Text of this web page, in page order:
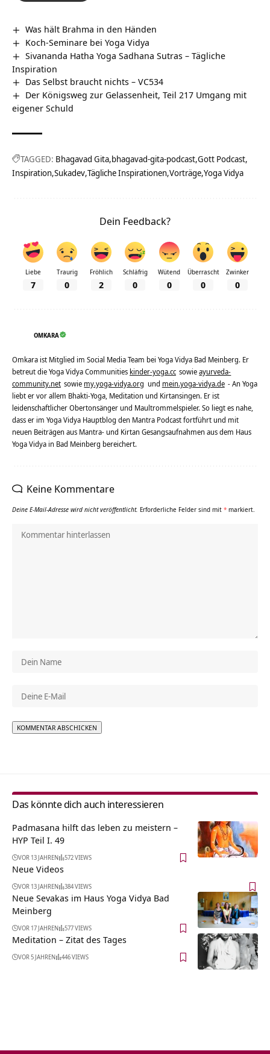
Was hält Brahma in den Händen
Koch-Seminare bei Yoga Vidya
Sivananda Hatha Yoga Sadhana Sutras – Tägliche
Inspiration
Das Selbst braucht nichts – VC534
Der Königsweg zur Gelassenheit, Teil 217 Umgang mit
eigener Schuld
TAGGED: Bhagavad Gita bhagavad-gita-podcast Gott Podcast
Inspiration Sukadev Tägliche Inspirationen Vorträge Yoga Vidya
Dein Feedback?
Liebe
7
Traurig
0
Fröhlich
2
Schläfrig
0
Wütend
0
Überrascht
0
Zwinker
0
OMKARA
Omkara ist Mitglied im Social Media Team bei Yoga Vidya Bad Meinberg. Er
betreut die Yoga Vidya Communities kinder-yoga.cc sowieayurveda-
community.net sowie my.yoga-vidya.org und mein.yoga-vidya.de - An Yoga
liebt er vor allem Bhakti-Yoga, Meditation und Kirtansingen. Er ist
leidenschaftlicher Obertonsänger und Maultrommelspieler. So liegt es nahe,
dass er im Yoga Vidya Hauptblog den Mantra Podcast fortführt und mit
neuen Beiträgen aus Mantra- und Kirtan Gesangsaufnahmen aus dem Haus
Yoga Vidya in Bad Meinberg bereichert.
Keine Kommentare
Deine E-Mail-Adresse wird nicht veröffentlicht. Erforderliche Felder sind mit * markiert.
Das könnte dich auch interessieren
Padmasana hilft das leben zu meistern –
HYP Teil I. 49
VOR 13 JAHREN 572 VIEWS
Neue Videos
VOR 13 JAHREN 384 VIEWS
Neue Sevakas im Haus Yoga Vidya Bad
Meinberg
VOR 17 JAHREN 577 VIEWS
Meditation – Zitat des Tages
VOR 5 JAHREN 446 VIEWS